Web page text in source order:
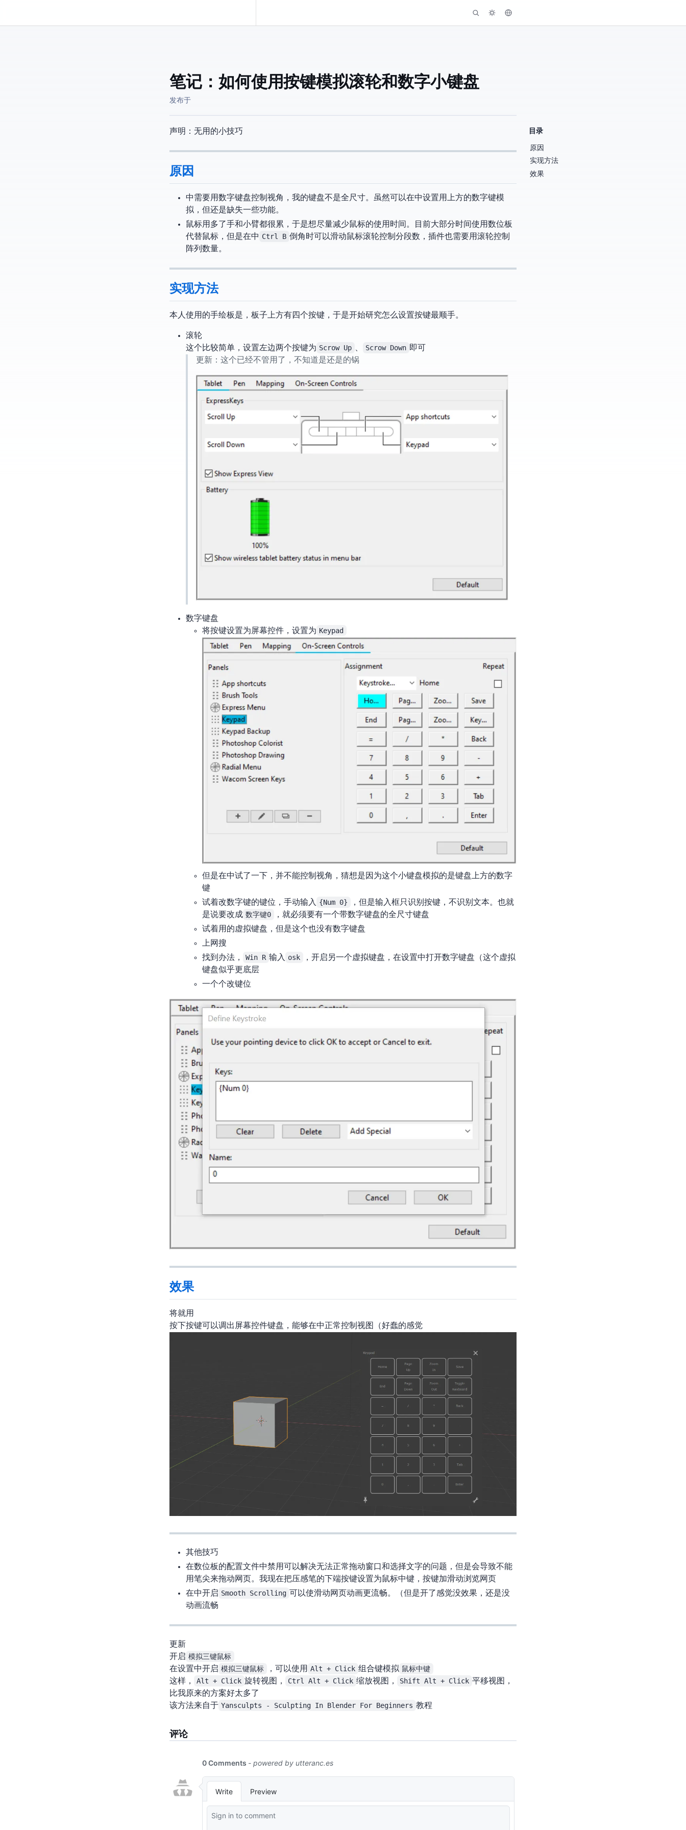
笔记：如何使用Wacom按键模拟滚轮和数字小键盘
发布于
目录
原因
实现方法
效果
声明：无用的小技巧
原因
Blender中需要用数字键盘控制视角，我的键盘不是全尺寸。虽然可以在Blender中设置用上方的数字键模
拟，但还是缺失一些功能。
鼠标用多了手和小臂都很累，于是想尽量减少鼠标的使用时间。目前大部分时间使用数位板
代替鼠标，但是在Blender中 Ctrl B 倒角时可以滑动鼠标滚轮控制分段数，Boxcutter插件也需要用滚轮控制
阵列数量。
实现方法
本人使用的手绘板是Wacom CTL-6100，板子上方有四个按键，于是开始研究怎么设置按键最顺手。
滚轮
这个比较简单，设置左边两个按键为 Scrow Up 、 Scrow Down 即可
10/08更新：这个已经不管用了，不知道是Windows还是Wacom的锅
数字键盘
将按键设置为屏幕控件，设置为 Keypad
但是在Blender中试了一下，并不能控制视角，猜想是因为这个小键盘模拟的是键盘上方的数字
键
试着改数字键的键位，手动输入 {Num 0}
，但是输入框只识别按键，不识别文本。也就
是说要改成 数字键0
，就必须要有一个带数字键盘的全尺寸键盘…
试着用Win10的虚拟键盘，但是这个也没有数字键盘
上网搜
找到办法，
Win R 输入 osk
，开启另一个虚拟键盘，在设置中打开数字键盘（这个虚拟
键盘似乎更底层
一个个改键位
效果
将就用
按下按键可以调出屏幕控件键盘，能够在Blender中正常控制视图（好蠢的感觉…
其他技巧
在数位板的Chrome配置文件中禁用Windows Ink可以解决“无法正常拖动Chrome窗口和选择文字的问题”，但是会导致不能
用笔尖来拖动网页。我现在把压感笔的下端按键设置为鼠标中键，按键加滑动浏览网页
在中开启 Smooth Scrolling 可以使滑动网页动画更流畅。（但是开了感觉没效果，还是没Firefox
动画流畅
2019/10/08 更新
开启 模拟三键鼠标
在Blender设置中开启 模拟三键鼠标 ，可以使用 Alt + Click 组合键模拟 鼠标中键
这样， Alt + Click 旋转视图， Ctrl Alt + Click 缩放视图， Shift Alt + Click 平移视图，
比我原来的方案好太多了
该方法来自于 Yansculpts - Sculpting In Blender For Beginners 教程
评论